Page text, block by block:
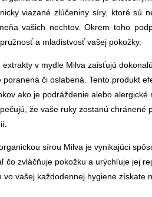
viazané zlúčeniny síry, ktoré sú
vašich nechtov. Okrem toho
a mladistvosť vašej pokožky.
v mydle Milva zaisťujú
poranená či oslabená. Tento produkt
ako je podráždenie alebo
že vaše ruky zostanú chránené
sírou Milva je vynikajúci
čo zvláčňuje pokožku a urýchľuje jej
vo vašej každodennej hygiene získate